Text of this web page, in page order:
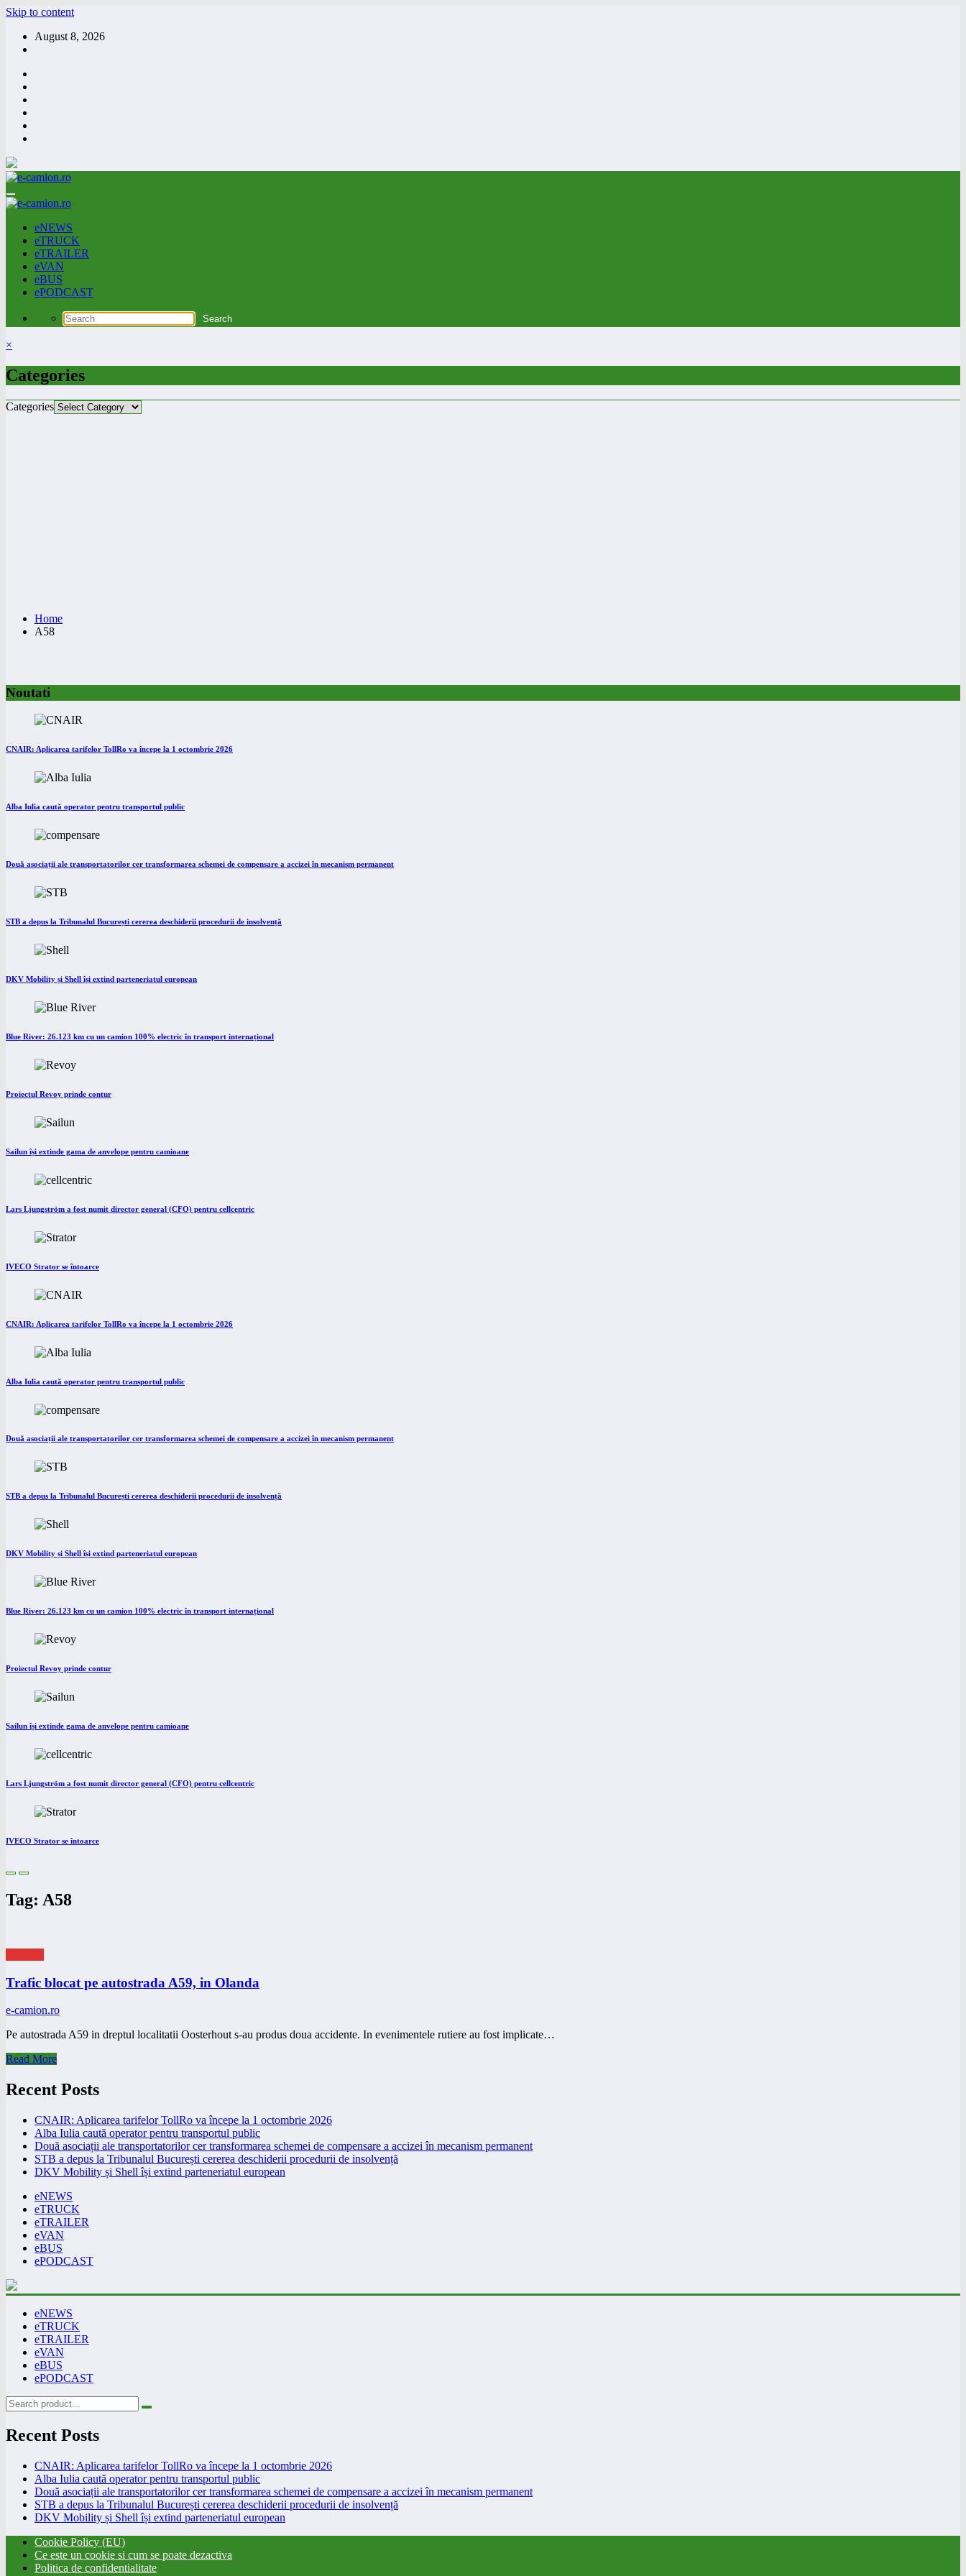
Skip to content
August 8, 2026
eNEWS
eTRUCK
eTRAILER
eVAN
eBUS
ePODCAST
×
Categories
Categories
Home
A58
Noutati
CNAIR: Aplicarea tarifelor TollRo va începe la 1 octombrie 2026
Alba Iulia caută operator pentru transportul public
Două asociații ale transportatorilor cer transformarea schemei de compensare a accizei în mecanism permanent
STB a depus la Tribunalul București cererea deschiderii procedurii de insolvență
DKV Mobility și Shell își extind parteneriatul european
Blue River: 26.123 km cu un camion 100% electric în transport internațional
Proiectul Revoy prinde contur
Sailun își extinde gama de anvelope pentru camioane
Lars Ljungström a fost numit director general (CFO) pentru cellcentric
IVECO Strator se întoarce
CNAIR: Aplicarea tarifelor TollRo va începe la 1 octombrie 2026
Alba Iulia caută operator pentru transportul public
Două asociații ale transportatorilor cer transformarea schemei de compensare a accizei în mecanism permanent
STB a depus la Tribunalul București cererea deschiderii procedurii de insolvență
DKV Mobility și Shell își extind parteneriatul european
Blue River: 26.123 km cu un camion 100% electric în transport internațional
Proiectul Revoy prinde contur
Sailun își extinde gama de anvelope pentru camioane
Lars Ljungström a fost numit director general (CFO) pentru cellcentric
IVECO Strator se întoarce
Tag: A58
Trafic blocat pe autostrada A59, in Olanda
e-camion.ro
Pe autostrada A59 in dreptul localitatii Oosterhout s-au produs doua accidente. In evenimentele rutiere au fost implicate…
Read More
Recent Posts
CNAIR: Aplicarea tarifelor TollRo va începe la 1 octombrie 2026
Alba Iulia caută operator pentru transportul public
Două asociații ale transportatorilor cer transformarea schemei de compensare a accizei în mecanism permanent
STB a depus la Tribunalul București cererea deschiderii procedurii de insolvență
DKV Mobility și Shell își extind parteneriatul european
eNEWS
eTRUCK
eTRAILER
eVAN
eBUS
ePODCAST
eNEWS
eTRUCK
eTRAILER
eVAN
eBUS
ePODCAST
Recent Posts
CNAIR: Aplicarea tarifelor TollRo va începe la 1 octombrie 2026
Alba Iulia caută operator pentru transportul public
Două asociații ale transportatorilor cer transformarea schemei de compensare a accizei în mecanism permanent
STB a depus la Tribunalul București cererea deschiderii procedurii de insolvență
DKV Mobility și Shell își extind parteneriatul european
Cookie Policy (EU)
Ce este un cookie si cum se poate dezactiva
Politica de confidentialitate